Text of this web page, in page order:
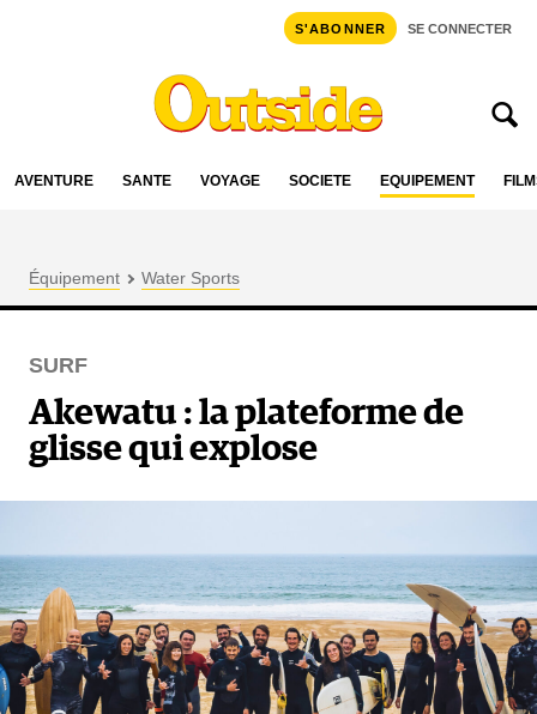
S'ABONNER SE CONNECTER
AVENTURE SANTÉ VOYAGE SOCIÉTÉ ÉQUIPEMENT
Équipement Water Sports
SURF
Akewatu : la plateforme de
glisse qui explose